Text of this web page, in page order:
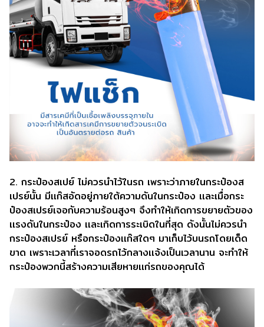
2. กระป๋องสเปย์ ไม่ควรนำไว้ในรถ เพราะว่าภายในกระป๋องส
เปรย์นั้น มีเเก๊สอัดอยู่ภายใต้ความดันในกระป๋อง เเละเมื่อกระ
ป๋องสเปรย์เจอกับความร้อนสูงๆ จึงทำให้เกิดการขยายตัวของ
เเรงดันในกระป๋อง เเละเกิดการระเบิดในที่สุด ดังนั้นไม่ควรนำ
กระป๋องสเปรย์ หรือกระป๋องเเก๊สใดๆ มาเก็บไว้บนรถโดยเด็ด
ขาด เพราะเวลาที่เราจอดรถไว้กลางเเจ้งเป็นเวลานาน จะทำให้
กระป๋องพวกนี้สร้างความเสียหายเเก่รถของคุณได้